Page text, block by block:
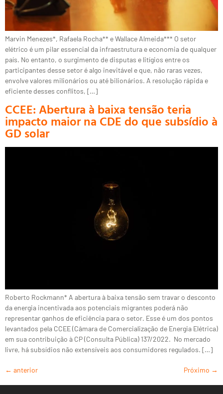
Marvin Menezes*, Rafaela Rocha** e Wallace Almeida*** O setor
elétrico é um pilar essencial da infraestrutura e economia de qualquer
país. No entanto, o surgimento de disputas e litígios entre os
participantes desse setor é algo inevitável e que, não raras vezes,
envolve valores milionários ou até bilionários. A resolução rápida e
eficiente desses conflitos, […]
CCEE: Abertura à baixa tensão teria
impacto maior na CDE do que subsídio à
GD solar
Roberto Rockmann* A abertura à baixa tensão sem travar o desconto
da energia incentivada aos potenciais migrantes poderá não
representar ganhos de eficiência para o setor. Esse é um dos pontos
levantados pela CCEE (Câmara de Comercialização de Energia Elétrica)
em sua contribuição à CP (Consulta Pública) 137/2022. No mercado
livre, há subsídios não extensíveis aos consumidores regulados. […]
← anterior Próximo →